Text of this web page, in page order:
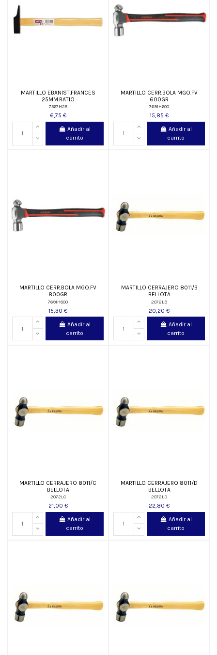
MARTILLO EBANIST.FRANCES
25MM.RATIO
7367H25
6,75 €
Añadir al
carrito
MARTILLO CERR.BOLA MGO.FV
600GR
7691H600
15,85 €
Añadir al
carrito
MARTILLO CERR.BOLA MGO.FV
800GR
7691H800
15,30 €
Añadir al
carrito
MARTILLO CERRAJERO 8011/B
BELLOTA
2072LB
20,20 €
Añadir al
carrito
MARTILLO CERRAJERO 8011/C
BELLOTA
2072LC
21,00 €
Añadir al
carrito
MARTILLO CERRAJERO 8011/D
BELLOTA
2072LD
22,80 €
Añadir al
carrito